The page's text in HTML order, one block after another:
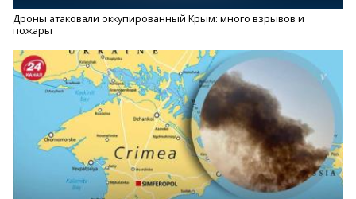
Дроны атаковали оккупированный Крым: много взрывов и
пожары